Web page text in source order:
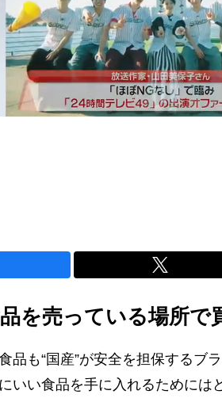
を売っている場所で
品も“国産”が安全を担保するブ
いい食品を手に入れるためには